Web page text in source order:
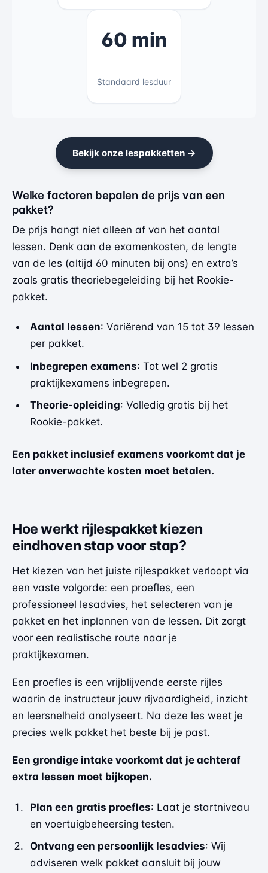
60 min
Standaard lesduur
Bekijk onze lespakketten →
Welke factoren bepalen de prijs van een
pakket?
De prijs hangt niet alleen af van het aantal
lessen. Denk aan de examenkosten, de lengte
van de les (altijd 60 minuten bij ons) en extra’s
zoals gratis theoriebegeleiding bij het Rookie-
pakket.
Aantal lessen: Variërend van 15 tot 39 lessen
per pakket.
Inbegrepen examens: Tot wel 2 gratis
praktijkexamens inbegrepen.
Theorie-opleiding: Volledig gratis bij het
Rookie-pakket.
Een pakket inclusief examens voorkomt dat je
later onverwachte kosten moet betalen.
Hoe werkt rijlespakket kiezen
eindhoven stap voor stap?
Het kiezen van het juiste rijlespakket verloopt via
een vaste volgorde: een proefles, een
professioneel lesadvies, het selecteren van je
pakket en het inplannen van de lessen. Dit zorgt
voor een realistische route naar je
praktijkexamen.
Een proefles is een vrijblijvende eerste rijles
waarin de instructeur jouw rijvaardigheid, inzicht
en leersnelheid analyseert. Na deze les weet je
precies welk pakket het beste bij je past.
Een grondige intake voorkomt dat je achteraf
extra lessen moet bijkopen.
Plan een gratis proefles: Laat je startniveau
en voertuigbeheersing testen.
Ontvang een persoonlijk lesadvies: Wij
adviseren welk pakket aansluit bij jouw